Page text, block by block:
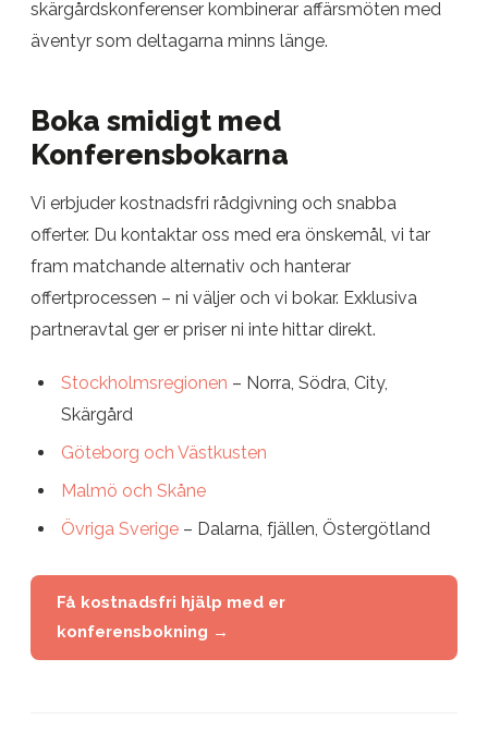
skärgårdskonferenser kombinerar affärsmöten med
äventyr som deltagarna minns länge.
Boka smidigt med
Konferensbokarna
Vi erbjuder kostnadsfri rådgivning och snabba
offerter. Du kontaktar oss med era önskemål, vi tar
fram matchande alternativ och hanterar
offertprocessen – ni väljer och vi bokar. Exklusiva
partneravtal ger er priser ni inte hittar direkt.
Stockholmsregionen – Norra, Södra, City,
Skärgård
Göteborg och Västkusten
Malmö och Skåne
Övriga Sverige – Dalarna, fjällen, Östergötland
Få kostnadsfri hjälp med er
konferensbokning →